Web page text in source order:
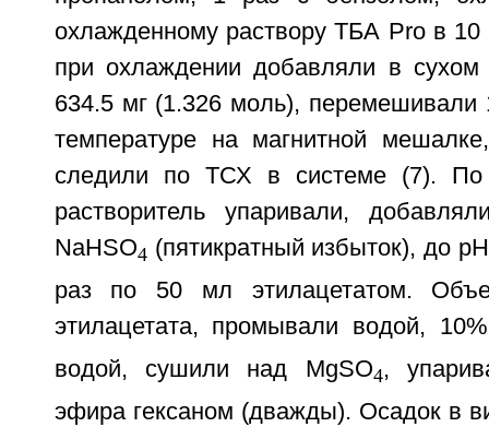
охлажденному раствору ТБА Pro в 10
при охлаждении добавляли в сухом
634.5 мг (1.326 моль), перемешивали
температуре на магнитной
следили по ТСХ в системе (7). По
растворитель упаривали,
NaHSO4 (пятикратный избыток), до
раз по 50 мл этилацетатом.
этилацетата, промывали водой,
водой, сушили над MgSO4,
эфира гексаном (дважды). Осадок в